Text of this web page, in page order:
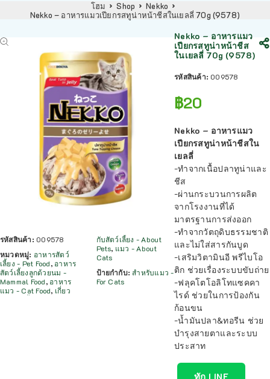
โฮม Shop
Nekko
Nekko – อาหารแมวเปียกรสทูน่าหน้าชีสในเยลลี่ 70g (9578)
รหัสสินค้า: 009578
หมวดหมู่: อาหารสัตว์
เลี้ยง - Pet Food, อาหาร
สัตว์เลี้ยงลูกด้วยนม -
Mammal Food, อาหาร
แมว - Cat Food, เกี่ยว
กับสัตว์เลี้ยง - About
Pets, แมว - About
Cats
ป้ายกำกับ:สำหรับแมว -
For Cats
Nekko – อาหารแมว
เปียกรสทูน่าหน้าชีส
ในเยลลี่ 70g (9578)
รหัสสินค้า: 009578
฿20
Nekko – อาหารแมว
เปียกรสทูน่าหน้าชีสใน
เยลลี่
-ทำจากเนื้อปลาทูน่าและ
ชีส
-ผ่านกระบวนการผลิต
จากโรงงานที่ได้
มาตรฐานการส่งออก
-ทำจากวัตถุดิบธรรมชาติ
และไม่ใส่สารกันบูด
-เสริมวิตามินอี พรีไบโอ
ติก ช่วยเรื่องระบบขับถ่าย
-ฟลุคโตโอลิโทแซคคา
ไรด์ ช่วยในการป้องกัน
ก้อนขน
-น้ำมันปลา&ทอรีน ช่วย
บำรุงสายตาและระบบ
ประสาท
ทัก LINE